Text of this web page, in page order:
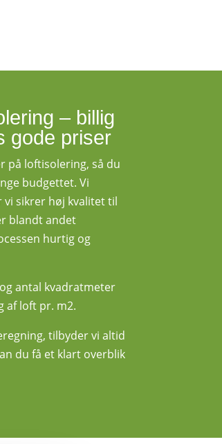
– billig
gode priser
på loftisolering, så du
budgettet. Vi
vi sikrer høj kvalitet til
blandt andet
hurtig og
antal kvadratmeter
af loft pr. m2.
tilbyder vi altid
du få et klart overblik